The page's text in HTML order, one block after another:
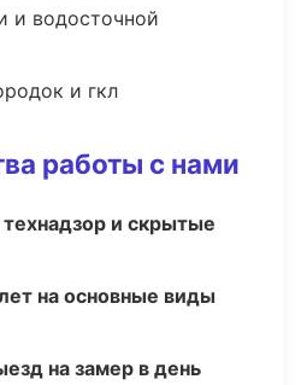
и водосточной
и гкл
работы с нами
и скрытые
на основные виды
на замер в день